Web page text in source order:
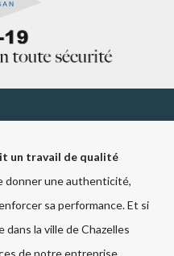
un travail de qualité
donner une authenticité,
sa performance. Et si
la ville de Chazelles